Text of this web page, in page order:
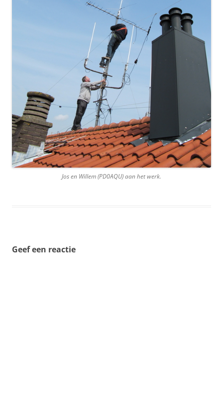
Jos en Willem (PD0AQU) aan het werk.
Geef een reactie